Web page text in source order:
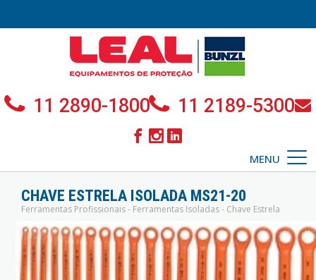
11 2890-1800 11 2189-5300
MENU
CHAVE ESTRELA ISOLADA MS21-20
Ferramentas Profissionais - Ferramentas Isoladas - Chave Estrela